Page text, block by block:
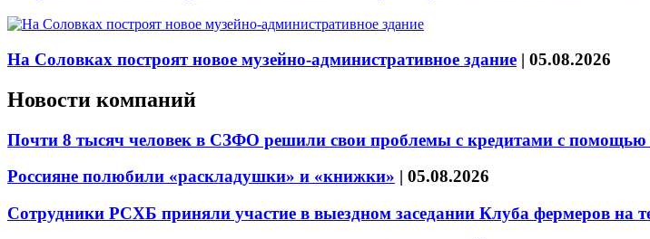
На Соловках построят новое музейно-административное здание | 05.08.2026
Новости компаний
Почти 8 тысяч человек в СЗФО решили свои проблемы с кредитами с помощью
Россияне полюбили «раскладушки» и «книжки» | 05.08.2026
Сотрудники РСХБ приняли участие в выездном заседании Клуба фермеров на